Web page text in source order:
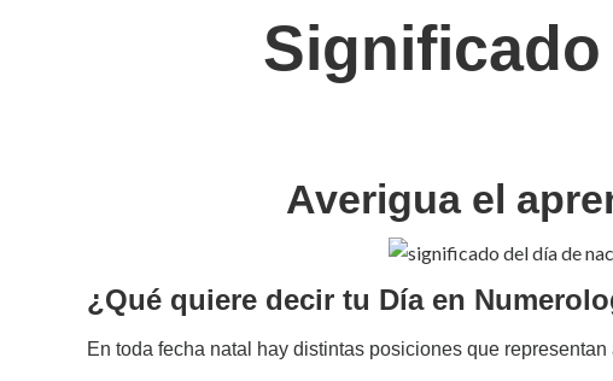
Significado
Averigua el
¿Qué quiere decir tu Día en
En toda fecha natal hay distintas posiciones que